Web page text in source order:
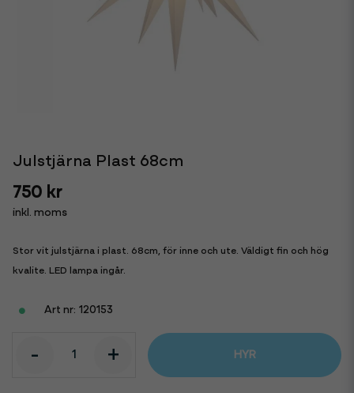
Julstjärna Plast 68cm
750 kr
inkl. moms
Stor vit julstjärna i plast. 68cm, för inne och ute. Väldigt fin och hög
kvalite. LED lampa ingår.
120153
- + HYR